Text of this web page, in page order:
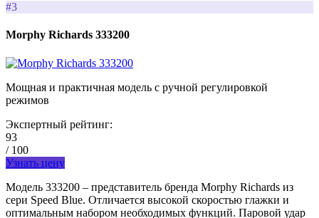
#3
Morphy Richards 333200
Мощная и практичная модель с ручной регулировкой
режимов
Экспертный рейтинг:
93
/ 100
Узнать цену
Модель 333200 – представитель бренда Morphy Richards из
сери Speed Blue. Отличается высокой скоростью глажки и
оптимальным набором необходимых функций. Паровой удар